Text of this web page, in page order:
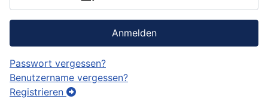
Anmelden
Passwort vergessen?
Benutzername vergessen?
Registrieren